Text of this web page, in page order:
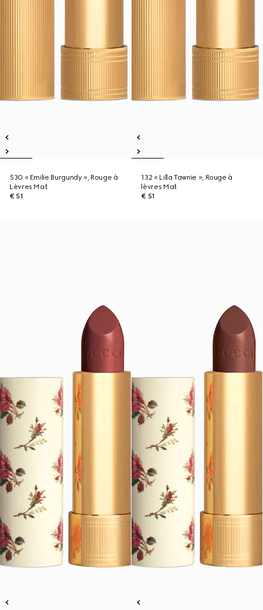
530 « Emilie Burgundy », Rouge à
Lèvres Mat
€ 51
132 « Lilla Tawnie », Rouge à
lèvres Mat
€ 51